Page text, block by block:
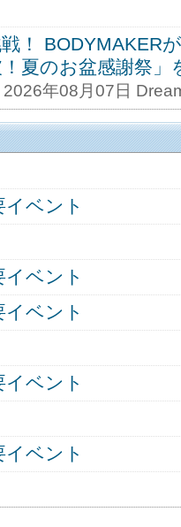
！ BODYMAKER
！夏のお盆感謝祭
2026年08月07日
ベント
ベント
ベント
ベント
ベント